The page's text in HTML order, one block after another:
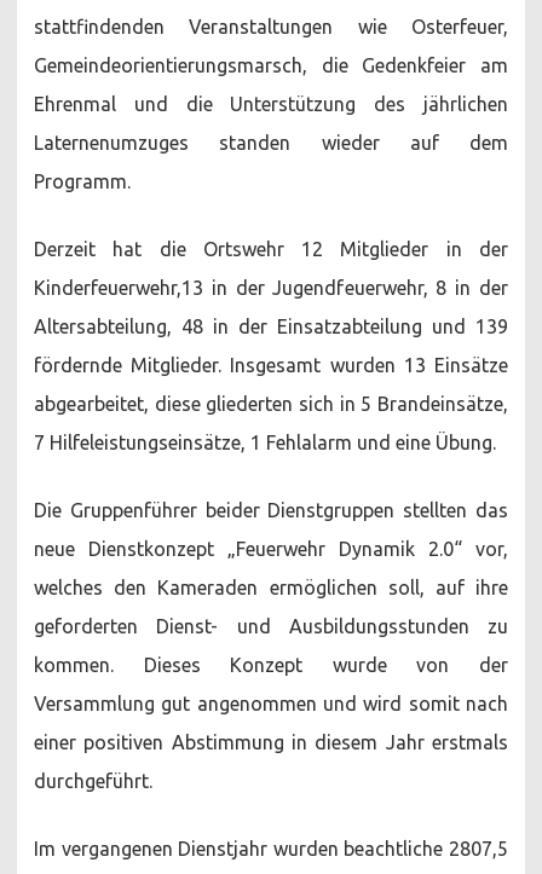
stattfindenden Veranstaltungen wie Osterfeuer,
Gemeindeorientierungsmarsch, die Gedenkfeier am
Ehrenmal und die Unterstützung des jährlichen
Laternenumzuges standen wieder auf dem
Programm.
Derzeit hat die Ortswehr 12 Mitglieder in der
Kinderfeuerwehr,13 in der Jugendfeuerwehr, 8 in der
Altersabteilung, 48 in der Einsatzabteilung und 139
fördernde Mitglieder. Insgesamt wurden 13 Einsätze
abgearbeitet, diese gliederten sich in 5 Brandeinsätze,
7 Hilfeleistungseinsätze, 1 Fehlalarm und eine Übung.
Die Gruppenführer beider Dienstgruppen stellten das
neue Dienstkonzept „Feuerwehr Dynamik 2.0“ vor,
welches den Kameraden ermöglichen soll, auf ihre
geforderten Dienst- und Ausbildungsstunden zu
kommen. Dieses Konzept wurde von der
Versammlung gut angenommen und wird somit nach
einer positiven Abstimmung in diesem Jahr erstmals
durchgeführt.
Im vergangenen Dienstjahr wurden beachtliche 2807,5